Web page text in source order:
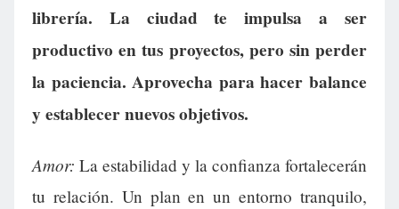
librería. La ciudad te impulsa a ser
productivo en tus proyectos, pero sin perder
la paciencia. Aprovecha para hacer balance
y establecer nuevos objetivos.
Amor: La estabilidad y la confianza fortalecerán
tu relación. Un plan en un entorno tranquilo,